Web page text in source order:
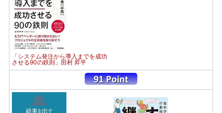
「システム発注から導入までを成功
させる90の鉄則」田村 昇平